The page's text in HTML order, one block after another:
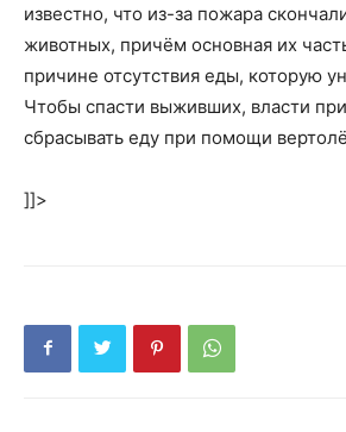
известно, что из-за пожара
животных, причём основная их
причине отсутствия еды, которую
Чтобы спасти выживших, власти
сбрасывать еду при помощи
]]>